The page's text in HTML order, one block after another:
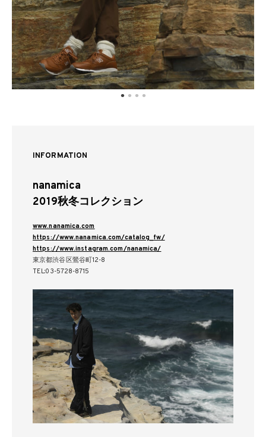
INFORMATION
nanamica
2019秋冬コレクション
www.nanamica.com
https://www.nanamica.com/catalog_fw/
https://www.instagram.com/nanamica/
東京都渋谷区鶯谷町12-8
TEL:03-5728-8715